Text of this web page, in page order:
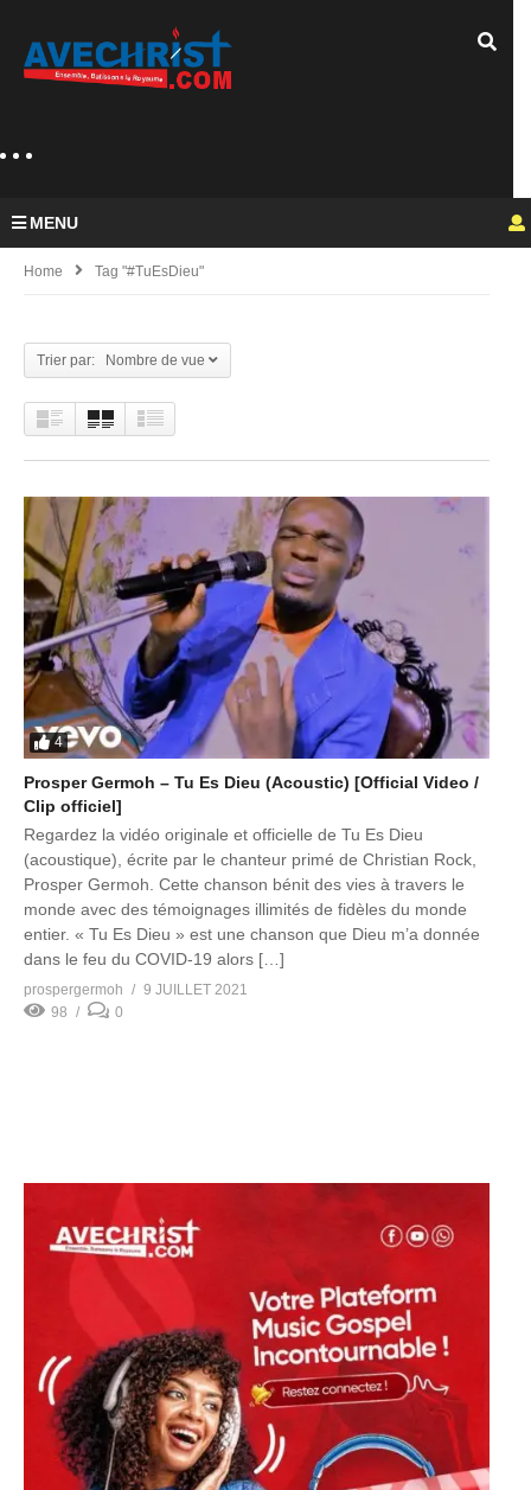
MENU
Home Tag "#TuEsDieu"
Trier par: Nombre de vue
4
Prosper Germoh – Tu Es Dieu (Acoustic) [Official Video /
Clip officiel]
Regardez la vidéo originale et officielle de Tu Es Dieu
(acoustique), écrite par le chanteur primé de Christian Rock,
Prosper Germoh. Cette chanson bénit des vies à travers le
monde avec des témoignages illimités de fidèles du monde
entier. « Tu Es Dieu » est une chanson que Dieu m’a donnée
dans le feu du COVID-19 alors […]
prospergermoh
9 JUILLET 2021
98
0